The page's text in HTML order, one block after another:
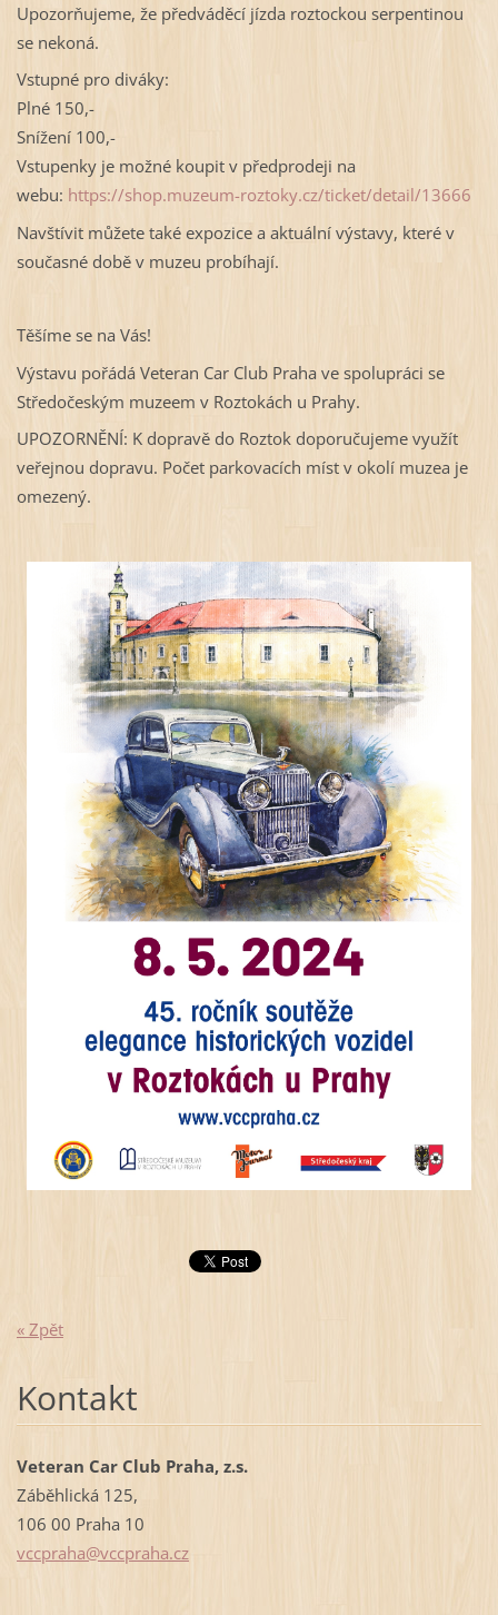
Upozorňujeme, že předváděcí jízda roztockou serpentinou
se nekoná.
Vstupné pro diváky:
Plné 150,-
Snížení 100,-
Vstupenky je možné koupit v předprodeji na
webu: https://shop.muzeum-roztoky.cz/ticket/detail/13666
Navštívit můžete také expozice a aktuální výstavy, které v
současné době v muzeu probíhají.
Těšíme se na Vás!
Výstavu pořádá Veteran Car Club Praha ve spolupráci se
Středočeským muzeem v Roztokách u Prahy.
UPOZORNĚNÍ: K dopravě do Roztok doporučujeme využít
veřejnou dopravu. Počet parkovacích míst v okolí muzea je
omezený.
« Zpět
Kontakt
Veteran Car Club Praha, z.s.
Záběhlická 125,
106 00 Praha 10
vccpraha@vccpraha.cz